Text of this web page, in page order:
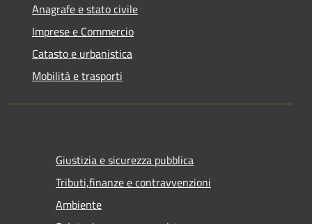
Anagrafe e stato civile
Imprese e Commercio
Catasto e urbanistica
Mobilità e trasporti
Giustizia e sicurezza pubblica
Tributi,finanze e contravvenzioni
Ambiente